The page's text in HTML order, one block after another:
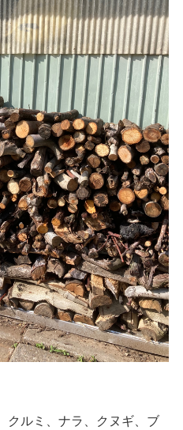
クルミ、ナラ、クヌギ、ブ